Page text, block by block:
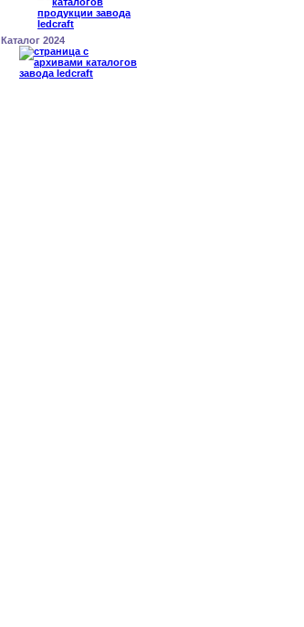
Каталог 2024